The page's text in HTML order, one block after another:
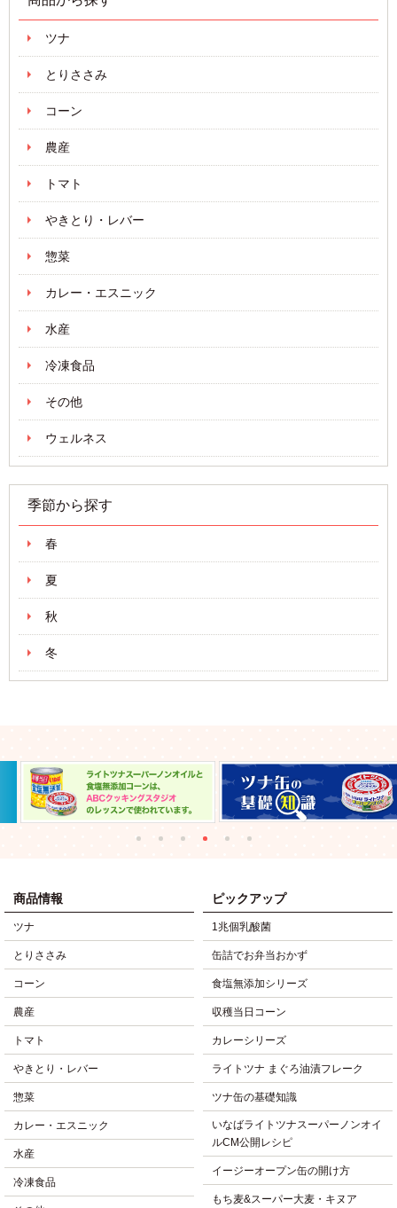
ツナ
とりささみ
コーン
農産
トマト
やきとり・レバー
惣菜
カレー・エスニック
水産
冷凍食品
その他
ウェルネス
季節から探す
春
夏
秋
冬
商品情報
ツナ
とりささみ
コーン
農産
トマト
やきとり・レバー
惣菜
カレー・エスニック
水産
冷凍食品
ピックアップ
1兆個乳酸菌
缶詰でお弁当おかず
食塩無添加シリーズ
収穫当日コーン
カレーシリーズ
ライトツナ まぐろ油漬フレーク
ツナ缶の基礎知識
いなばライトツナスーパーノンオイ
ルCM公開レシピ
イージーオープン缶の開け方
もち麦&スーパー大麦・キヌア